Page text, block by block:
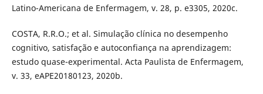
Latino-Americana de Enfermagem, v. 28, p. e3305, 2020c.
COSTA, R.R.O.; et al. Simulação clínica no desempenho
cognitivo, satisfação e autoconfiança na aprendizagem:
estudo quase-experimental. Acta Paulista de Enfermagem,
v. 33, eAPE20180123, 2020b.